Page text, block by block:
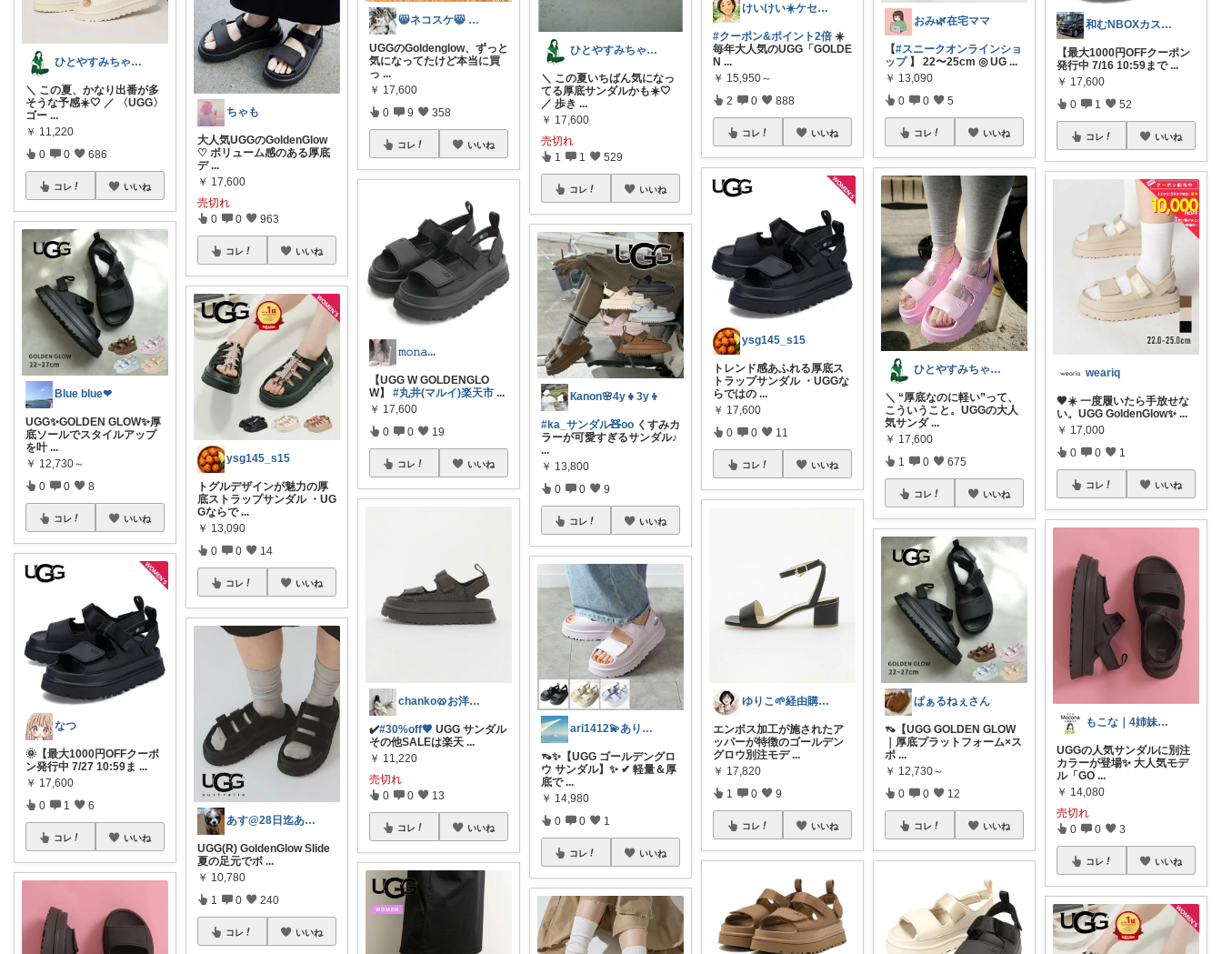
ひとやすみちゃん＊シンプルひとり暮らし
＼ この夏、かなり出番が多
そうな予感☀️🤍 ／ 〈UGG〉
ゴー ...
￥ 11,220
0 0 686
コレ いいね
Blue blue❤︎
UGG✨GOLDEN GLOW✨厚
底ソールでスタイルアップ
を叶 ...
￥ 12,730～
0 0 8
コレ いいね
なつ
🌞【最大1000円OFFクーポ
ン発行中 7/27 10:59ま ...
￥ 17,600
0 1 6
コレ いいね
ちゃも
大人気UGGのGoldenGlow
♡ ボリューム感のある厚底
デ ...
￥ 17,600
売切れ
0 0 963
コレ いいね
ysg145_s15
トグルデザインが魅力の厚
底ストラップサンダル ・UG
Gならで ...
￥ 13,090
0 0 14
コレ いいね
あす@28日迄ありがとうございます🙇‍
UGG(R) GoldenGlow Slide
夏の足元でボ ...
￥ 10,780
1 0 240
コレ いいね
😸ネコスケ😸 @takemutsu
UGGのGoldenglow、ずっと
気になってたけど本当に買
っ ...
￥ 17,600
0 9 358
コレ いいね
𝚖𝚘𝚗𝚊...
【UGG W GOLDENGLO
W】#丸井(マルイ)楽天市 ...
￥ 17,600
0 0 19
コレ いいね
chanko🥨お洋服/出産準備💗
✔️#30%off🤎 UGG サンダル
その他SALEは楽天 ...
￥ 11,220
売切れ
0 0 13
コレ いいね
ひとやすみちゃん＊シンプルひとり暮らし
＼ この夏いちばん気になっ
てる厚底サンダルかも☀️🤍
／ 歩き ...
￥ 17,600
売切れ
1 1 529
コレ いいね
Кanon🌸4y👧3y👦
#ka_サンダル🧸oo くすみカ
ラーが可愛すぎるサンダル♪
...
￥ 13,800
0 0 9
コレ いいね
ari1412💫ありがとうございます✨
👡✨【UGG ゴールデングロ
ウ サンダル】✨ ✔ 軽量＆厚
底で ...
￥ 14,980
0 0 1
コレ いいね
けいけい☀️ケセラセラと軽やかに🌻
#クーポン&ポイント2倍 ☀️
毎年大人気のUGG「GOLDE
N ...
￥ 15,950～
2 0 888
コレ いいね
ysg145_s15
トレンド感あふれる厚底ス
トラップサンダル ・UGGな
らではの ...
￥ 17,600
0 0 11
コレ いいね
ゆりこ🌱経由購入ありがとうございます
エンボス加工が施されたア
ッパーが特徴のゴールデン
グロウ別注モデ ...
￥ 17,820
1 0 9
コレ いいね
おみ🌿在宅ママ
【#スニークオンラインショ
ップ】 22〜25cm ◎ UG ...
￥ 13,090
0 0 5
コレ いいね
ひとやすみちゃん＊シンプルひとり暮らし
＼ “厚底なのに軽い”って、
こういうこと。UGGの大人
気サンダ ...
￥ 17,600
1 0 675
コレ いいね
ぱぁるねぇさん
👡【UGG GOLDEN GLOW
｜厚底プラットフォーム×ス
ポ ...
￥ 12,730～
0 0 12
コレ いいね
和むNBOXカスタム👍上限中🙇
【最大1000円OFFクーポン
発行中 7/16 10:59まで ...
￥ 17,600
0 1 52
コレ いいね
weariq
🤎☀️ 一度履いたら手放せな
い。UGG GoldenGlow✨ ...
￥ 17,000
0 0 1
コレ いいね
もこな｜4姉妹ママ×子供のも×家事ラク
UGGの人気サンダルに別注
カラーが登場✨ 大人気モデ
ル「GO ...
￥ 14,080
売切れ
0 0 3
コレ いいね